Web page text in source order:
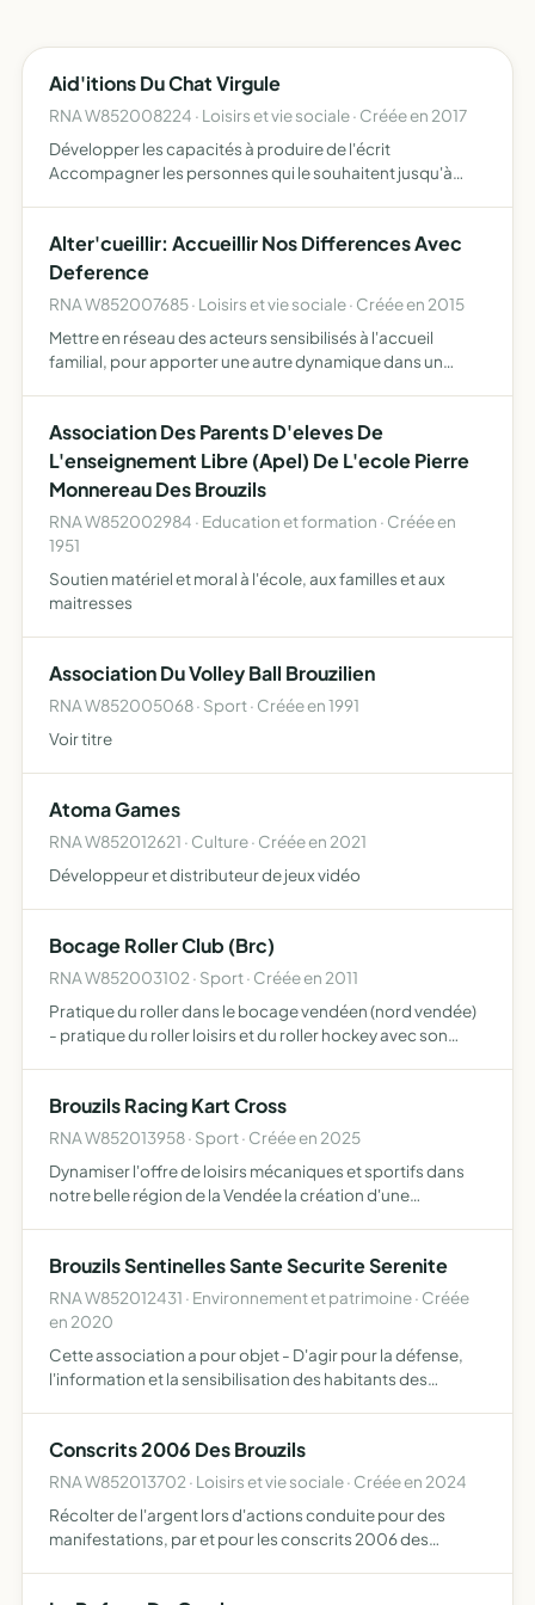
Aid'itions Du Chat Virgule
RNA W852008224 · Loisirs et vie sociale · Créée en 2017
Développer les capacités à produire de l'écrit
Accompagner les personnes qui le souhaitent jusqu'à
typographique, graph…
Alter'cueillir: Accueillir Nos Differences Avec
Deference
RNA W852007685 · Loisirs et vie sociale · Créée en 2015
Mettre en réseau des acteurs sensibilisés à l'accueil
familial, pour apporter une autre dynamique dans un
Association Des Parents D'eleves De
L'enseignement Libre (Apel) De L'ecole Pierre
Monnereau Des Brouzils
RNA W852002984 · Education et formation · Créée en
1951
Soutien matériel et moral à l'école, aux familles et aux
maitresses
Association Du Volley Ball Brouzilien
RNA W852005068 · Sport · Créée en 1991
Voir titre
Atoma Games
RNA W852012621 · Culture · Créée en 2021
Développeur et distributeur de jeux vidéo
Bocage Roller Club (Brc)
RNA W852003102 · Sport · Créée en 2011
Pratique du roller dans le bocage vendéen (nord vendée)
- pratique du roller loisirs et du roller hockey avec son
Brouzils Racing Kart Cross
RNA W852013958 · Sport · Créée en 2025
Dynamiser l'offre de loisirs mécaniques et sportifs dans
notre belle région de la Vendée la création d'une
Brouzils Sentinelles Sante Securite Serenite
RNA W852012431 · Environnement et patrimoine · Créée
en 2020
Cette association a pour objet - D'agir pour la défense,
l'information et la sensibilisation des habitants des
l'énergie, …
Conscrits 2006 Des Brouzils
RNA W852013702 · Loisirs et vie sociale · Créée en 2024
Récolter de l'argent lors d'actions conduite pour des
manifestations, par et pour les conscrits 2006 des